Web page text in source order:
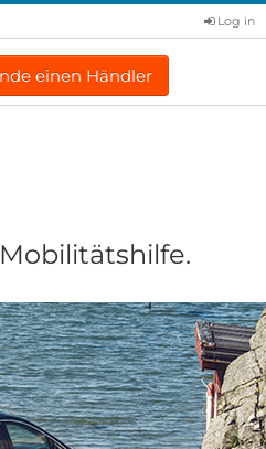
Log in
einen Händler